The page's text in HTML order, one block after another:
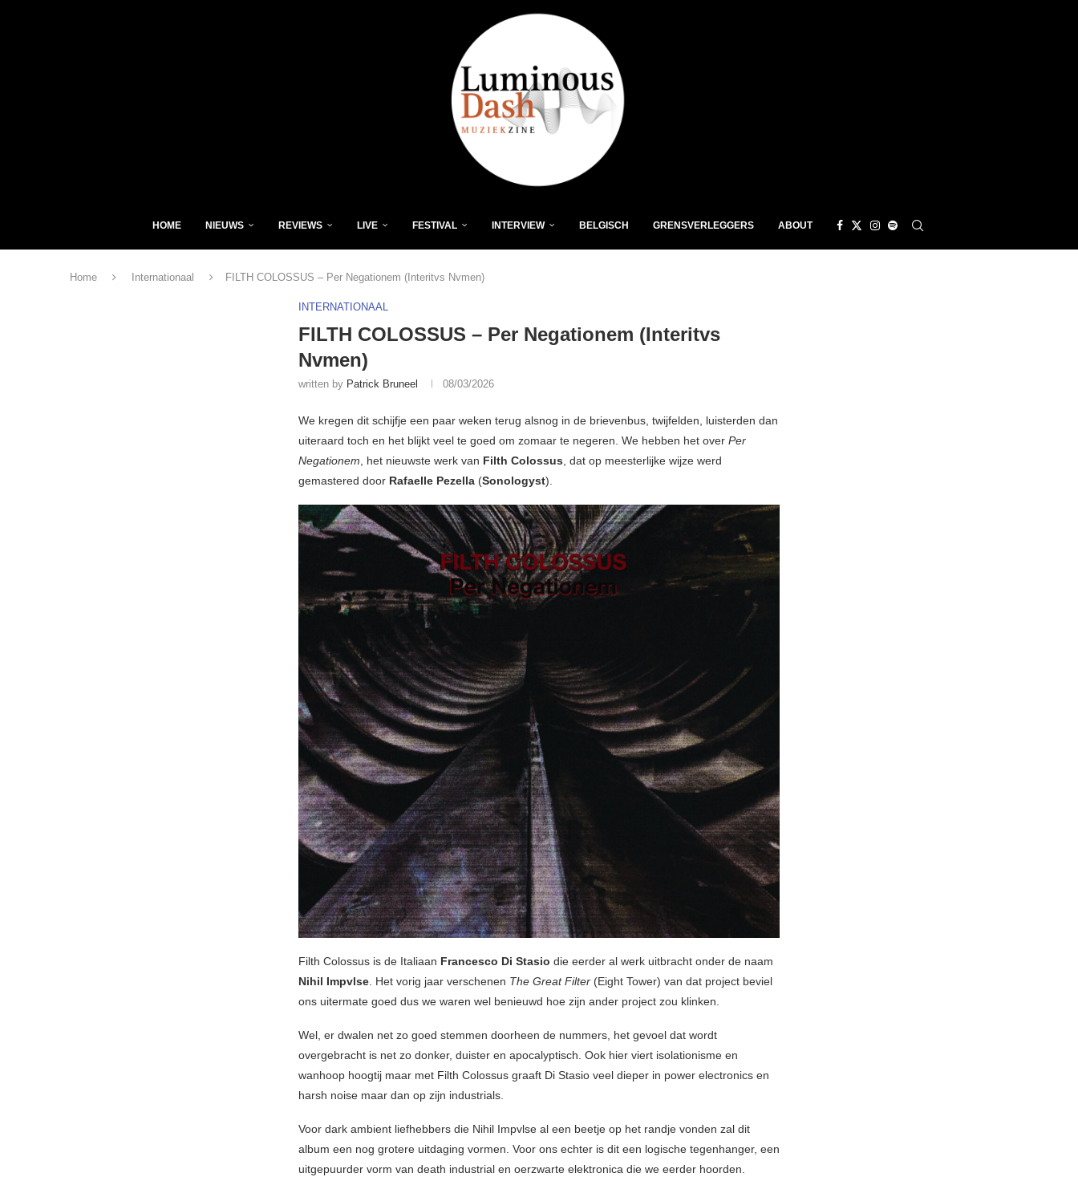
HOME NIEUWS REVIEWS LIVE FESTIVAL INTERVIEW BELGISCH GRENSVERLEGGERS ABOUT
Home Internationaal FILTH COLOSSUS – Per Negationem (Interitvs Nvmen)
INTERNATIONAAL
FILTH COLOSSUS – Per Negationem (Interitvs
Nvmen)
written by Patrick Bruneel 08/03/2026
We kregen dit schijfje een paar weken terug alsnog in de brievenbus, twijfelden, luisterden dan
uiteraard toch en het blijkt veel te goed om zomaar te negeren. We hebben het over Per
Negationem, het nieuwste werk van Filth Colossus, dat op meesterlijke wijze werd
gemastered door Rafaelle Pezella (Sonologyst).
Filth Colossus is de Italiaan Francesco Di Stasio die eerder al werk uitbracht onder de naam
Nihil Impvlse . Het vorig jaar verschenen The Great Filter (Eight Tower) van dat project beviel
ons uitermate goed dus we waren wel benieuwd hoe zijn ander project zou klinken.
Wel, er dwalen net zo goed stemmen doorheen de nummers, het gevoel dat wordt
overgebracht is net zo donker, duister en apocalyptisch. Ook hier viert isolationisme en
wanhoop hoogtij maar met Filth Colossus graaft Di Stasio veel dieper in power electronics en
harsh noise maar dan op zijn industrials.
Voor dark ambient liefhebbers die Nihil Impvlse al een beetje op het randje vonden zal dit
album een nog grotere uitdaging vormen. Voor ons echter is dit een logische tegenhanger, een
uitgepuurder vorm van death industrial en oerzwarte elektronica die we eerder hoorden.